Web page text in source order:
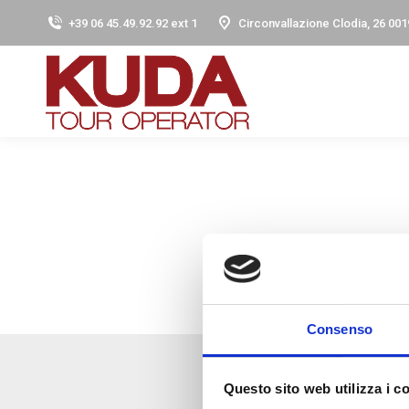
Consenso
Questo sito web utilizza i
+39 06 45.49.92.92 ext 1 Circonvallazione Clodia, 26